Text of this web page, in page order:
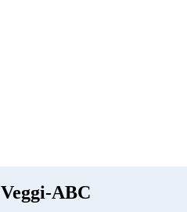
Veggi-ABC